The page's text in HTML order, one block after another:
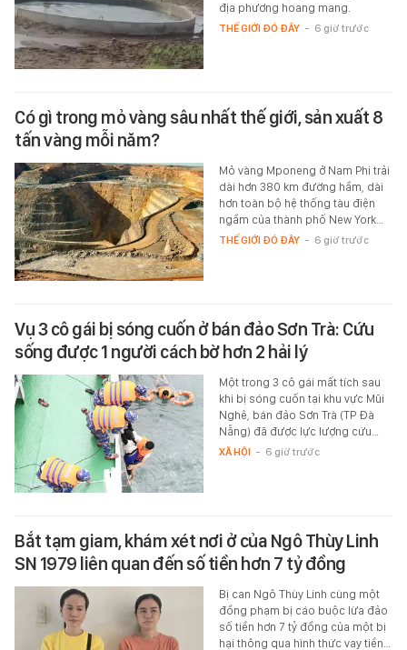
địa phương hoang mang.
THẾ GIỚI ĐÓ ĐÂY - 6 giờ trước
Có gì trong mỏ vàng sâu nhất thế giới, sản xuất 8
tấn vàng mỗi năm?
Mỏ vàng Mponeng ở Nam Phi trải
dài hơn 380 km đường hầm, dài
hơn toàn bộ hệ thống tàu điện
ngầm của thành phố New York…
THẾ GIỚI ĐÓ ĐÂY - 6 giờ trước
Vụ 3 cô gái bị sóng cuốn ở bán đảo Sơn Trà: Cứu
sống được 1 người cách bờ hơn 2 hải lý
Một trong 3 cô gái mất tích sau
khi bị sóng cuốn tại khu vực Mũi
Nghê, bán đảo Sơn Trà (TP Đà
Nẵng) đã được lực lượng cứu…
XÃ HỘI - 6 giờ trước
Bắt tạm giam, khám xét nơi ở của Ngô Thùy Linh
SN 1979 liên quan đến số tiền hơn 7 tỷ đồng
Bị can Ngô Thùy Linh cùng một
đồng phạm bị cáo buộc lừa đảo
số tiền hơn 7 tỷ đồng của một bị
hại thông qua hình thức vay tiền…